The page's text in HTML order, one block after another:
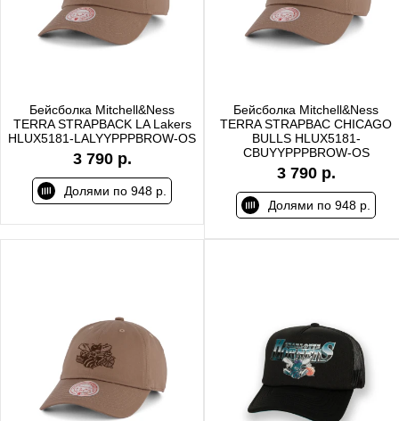
Бейсболка Mitchell&Ness
TERRA STRAPBACK LA Lakers
HLUX5181-LALYYPPPBROW-OS
3 790 р.
Долями по 948 р.
Бейсболка Mitchell&Ness
TERRA STRAPBAC CHICAGO
BULLS HLUX5181-
CBUYYPPPBROW-OS
3 790 р.
Долями по 948 р.